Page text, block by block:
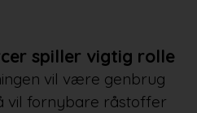
spiller vigtig rolle
vil være genbrug
vil fornybare råstoffer